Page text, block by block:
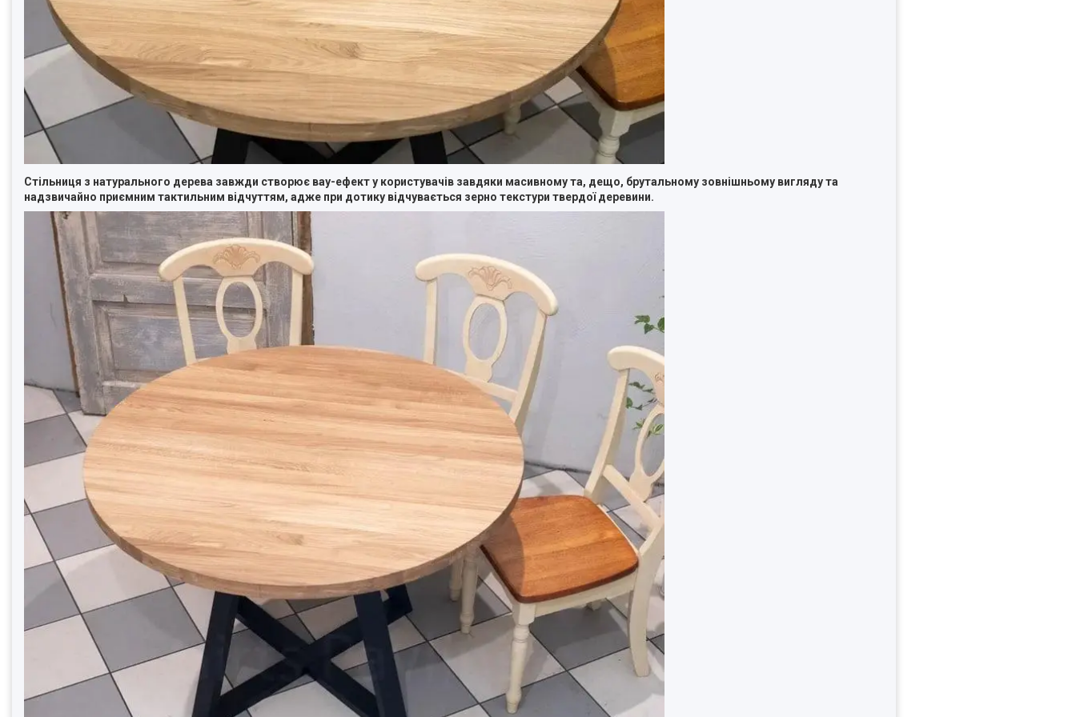
Стільниця з натурального дерева завжди створює вау-ефект у користувачів завдяки масивному та, дещо, брутальному зовнішньому вигляду та
надзвичайно приємним тактильним відчуттям, адже при дотику відчувається зерно текстури твердої деревини.